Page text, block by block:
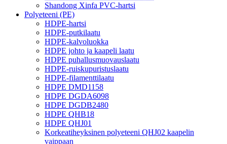
Shandong Xinfa PVC-hartsi
Polyeteeni (PE)
HDPE-hartsi
HDPE-putkilaatu
HDPE-kalvoluokka
HDPE johto ja kaapeli laatu
HDPE puhallusmuovauslaatu
HDPE-ruiskupuristuslaatu
HDPE-filamenttilaatu
HDPE DMD1158
HDPE DGDA6098
HDPE DGDB2480
HDPE QHB18
HDPE QHJ01
Korkeatiheyksinen polyeteeni QHJ02 kaapelin
vaippaan